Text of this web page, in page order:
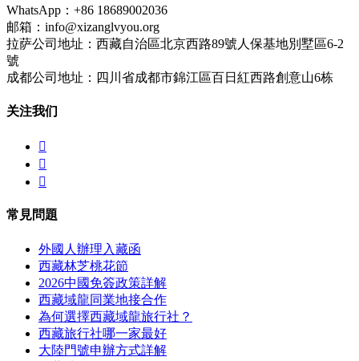
WhatsApp：+86 18689002036
邮箱：info@xizanglvyou.org
拉萨公司地址：西藏自治區北京西路89號人保基地別墅區6-2
號
成都公司地址：四川省成都市錦江區百日紅西路創意山6栋
关注我们



常見問題
外國人辦理入藏函
西藏林芝桃花節
2026中國免簽政策詳解
西藏域龍同業地接合作
為何選擇西藏域龍旅行社？
西藏旅行社哪一家最好
大陸門號申辦方式詳解